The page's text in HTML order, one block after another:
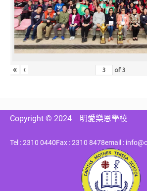
« ‹ of3
Copyright © 2024 明愛樂恩學校
Tel : 2310 0440Fax : 2310 8478email :